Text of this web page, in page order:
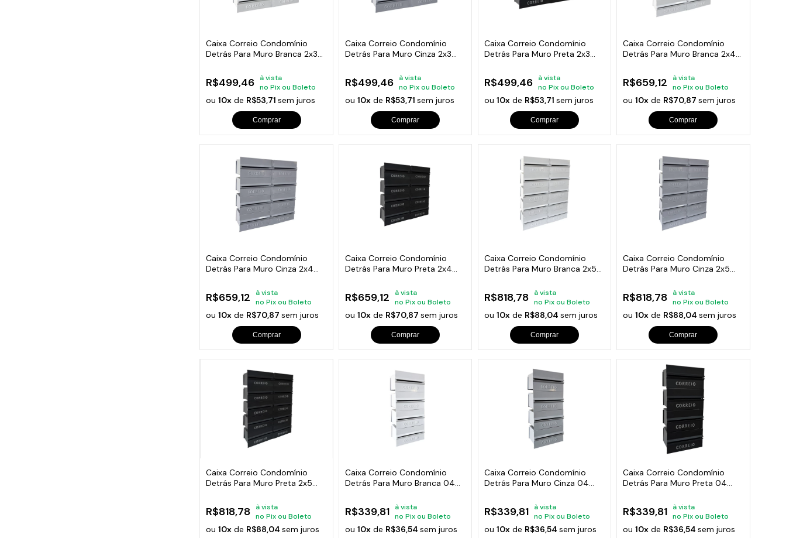
Tampões e Tampas de Chão
Caixa Correio Condomínio
Detrás Para Muro Branca 2x3
R$499,46
à vista
no Pix ou Boleto
ou10x de R$53,71sem juros
Comprar
Caixa Correio Condomínio
Detrás Para Muro Cinza 2x3
R$499,46
à vista
no Pix ou Boleto
ou10x de R$53,71sem juros
Comprar
Caixa Correio Condomínio
Detrás Para Muro Preta 2x3
R$499,46
à vista
no Pix ou Boleto
ou 10xde R$53,71 sem juros
Comprar
Caixa Correio Condomínio
Detrás Para Muro Branca 2x4
R$659,12
à vista
no Pix ou Boleto
ou10x de R$70,87sem juros
Comprar
Caixa Correio Condomínio
Detrás Para Muro Cinza 2x4
R$659,12
à vista
no Pix ou Boleto
ou10x de R$70,87sem juros
Comprar
Caixa Correio Condomínio
Detrás Para Muro Preta 2x4
R$659,12
à vista
no Pix ou Boleto
ou10x de R$70,87sem juros
Comprar
Caixa Correio Condomínio
Detrás Para Muro Branca 2x5
R$818,78
à vista
no Pix ou Boleto
ou 10xde R$88,04 sem juros
Comprar
Caixa Correio Condomínio
Detrás Para Muro Cinza 2x5
R$818,78
à vista
no Pix ou Boleto
ou10x de R$88,04sem juros
Comprar
Caixa Correio Condomínio
Detrás Para Muro Preta 2x5
R$818,78
à vista
no Pix ou Boleto
ou10x de R$88,04sem juros
Caixa Correio Condomínio
Detrás Para Muro Branca 04
R$339,81
à vista
no Pix ou Boleto
ou10x de R$36,54sem juros
Caixa Correio Condomínio
Detrás Para Muro Cinza 04
R$339,81
à vista
no Pix ou Boleto
ou 10xde R$36,54 sem juros
Caixa Correio Condomínio
Detrás Para Muro Preta 04
R$339,81
à vista
no Pix ou Boleto
ou10x de R$36,54sem juros